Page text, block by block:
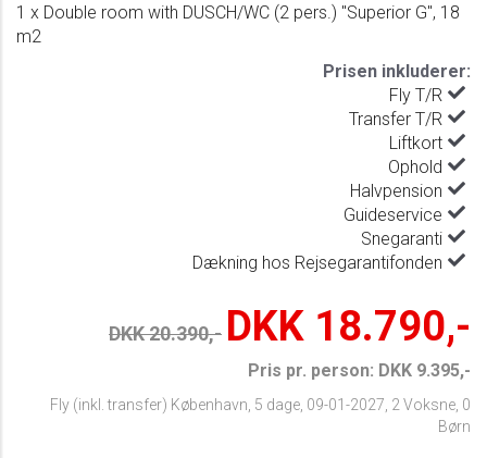
1 x Double room with DUSCH/WC (2 pers.) "Superior G", 18
m2
DKK 20.390,- DKK 18.790,-
Pris pr. person: DKK 9.395,-
Fly (inkl. transfer) København 5 dage 09-01-2027 2 Voksne, 0
Børn
Prisen inkluderer:
Fly T/R
Transfer T/R
Liftkort
Ophold
Halvpension
Guideservice
Snegaranti
Dækning hos Rejsegarantifonden